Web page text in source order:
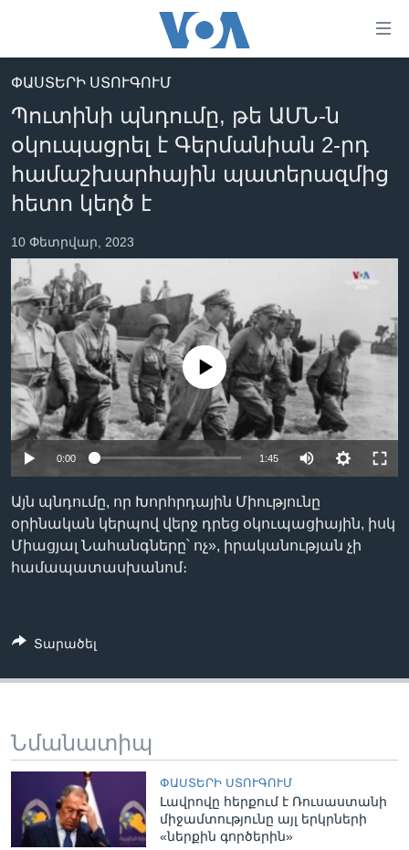
հիմնական
բովանդակությանը
անցնել
հիմնական
բովանդակությանը
հիմնական
ԼՈՒՐԵՐ
ՍՓՅՈՒՌՔ
ՏԵՍԱՆՅՈՒԹԵՐ
ՖԻԼՄԵՐ
IN ENGLISH
ՄԵՐ ՄԱՍԻՆ
ՄԵՐ ՄԱՍԻՆ
«ԱՄԵՐԻԿԱՅԻ ՁԱՅՆ»-Ի ԿԱՆՈՆԱԴՐՈՒԹՅՈՒՆ
ԿԱՊ ՄԵԶ ՀԵՏ
ՈՒԿՐԱԻՆԱԿԱՆ ՊԱՏԵՐԱԶՄ
Learning English
ՀԵՏԵՒԵՔ ՄԵԶ
Լեզուներ
ՓԱՍՏԵՐԻ ՍՏՈՒԳՈՒՄ
Պուտինի պնդումը, թե ԱՄՆ-ն
օկուպացրել է Գերմանիան 2-րդ
համաշխարհային պատերազմից
հետո կեղծ է
10 Փետրվար, 2023
No media source currently available
0:00 1:45
Այն պնդումը, որ Խորհրդային Միությունը
օրինական կերպով վերջ դրեց օկուպացիային, իսկ
Միացյալ Նահանգները՝ ոչ», իրականության չի
համապատասխանոմ։
Տարածել
Նմանատիպ
ՓԱՍՏԵՐԻ ՍՏՈՒԳՈՒՄ
Լավրովը հերքում է Ռուսաստանի
միջամտությունը այլ երկրների
«ներքին գործերին»